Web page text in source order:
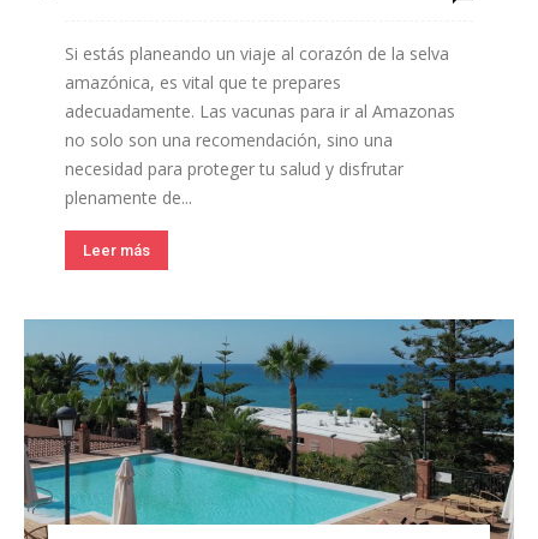
Si estás planeando un viaje al corazón de la selva
amazónica, es vital que te prepares
adecuadamente. Las vacunas para ir al Amazonas
no solo son una recomendación, sino una
necesidad para proteger tu salud y disfrutar
plenamente de...
Leer más